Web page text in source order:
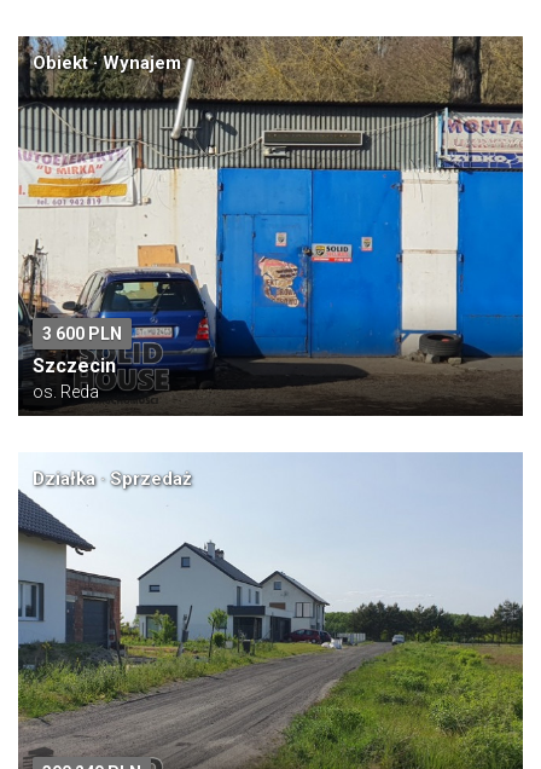
Obiekt · Wynajem
3 600 PLN
Szczecin
os. Reda
Działka · Sprzedaż